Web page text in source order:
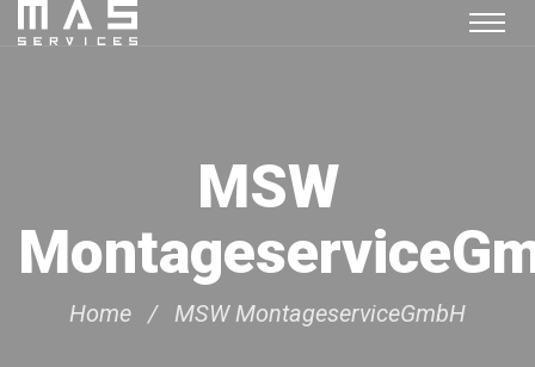
MSW
Home MSW MontageserviceGmbH